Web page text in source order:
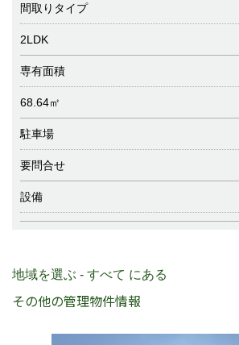
間取りタイプ
2LDK
専有面積
68.64㎡
駐車場
要問合せ
設備
地域を選ぶ - すべて にある
その他の管理物件情報